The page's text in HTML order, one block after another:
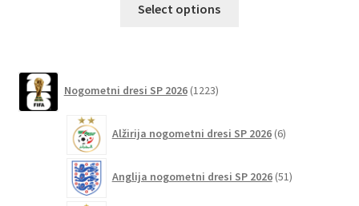
Select options
izberete
strani
Nogometni dresi SP 2026 1223izdelkov
Alžirija nogometni dresi SP 2026 6izdelkov
Anglija nogometni dresi SP 2026 51izdelkov